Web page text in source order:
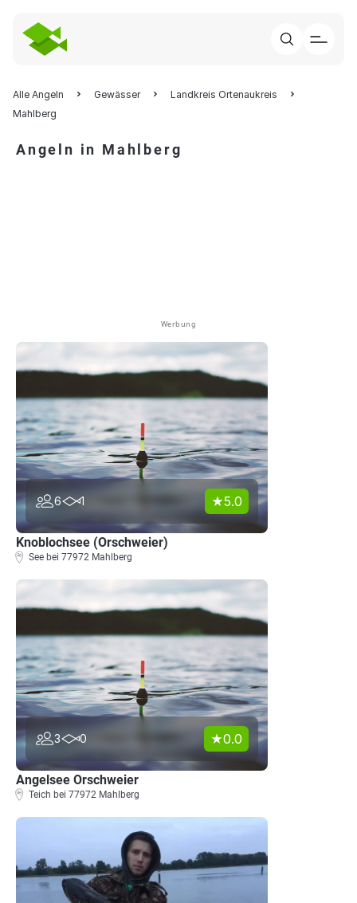
Alle Angeln Gewässer
Landkreis Ortenaukreis
Mahlberg
Angeln in Mahlberg
Werbung
6 1 5.0
Knoblochsee (Orschweier)
See bei 77972 Mahlberg
3 0 0.0
Angelsee Orschweier
Teich bei 77972 Mahlberg